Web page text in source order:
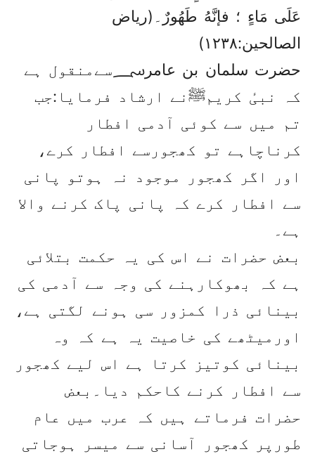
عَلَى مَاءٍ ؛ فإنَّهُ طَهُورٌ۔(ریاض
الصالحین:۱۲۳۸)
حضرت سلمان بن عامر؄سےمنقول ہے
کہ نبیٔ کریمﷺنے ارشاد فرمایا:جب
تم میں سے کوئی آدمی افطار
کرناچاہے تو کھجورسے افطار کرے،
اور اگر کھجور موجود نہ ہوتو پانی
سے افطار کرے کہ پانی پاک کرنے والا
ہے۔
بعض حضرات نے اس کی یہ حکمت بتلائی
ہے کہ بھوکارہنے کی وجہ سے آدمی کی
بینائی ذرا کمزور سی ہونے لگتی ہے،
اورمیٹھے کی خاصیت یہ ہے کہ وہ
بینائی کوتیز کرتا ہے اس لیے کھجور
سے افطار کرنے کاحکم دیا۔بعض
حضرات فرماتے ہیں کہ عرب میں عام
طورپر کھجور آسانی سے میسر ہوجاتی